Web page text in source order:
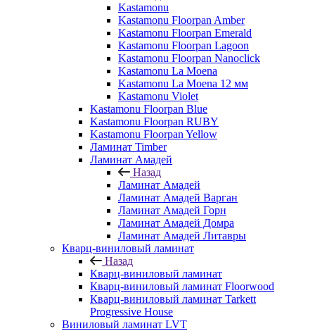
Kastamonu
Kastamonu Floorpan Amber
Kastamonu Floorpan Emerald
Kastamonu Floorpan Lagoon
Kastamonu Floorpan Nanoclick
Kastamonu La Moena
Kastamonu La Moena 12 мм
Kastamonu Violet
Kastamonu Floorpan Blue
Kastamonu Floorpan RUBY
Kastamonu Floorpan Yellow
Ламинат Timber
Ламинат Амадей
Назад
Ламинат Амадей
Ламинат Амадей Варган
Ламинат Амадей Горн
Ламинат Амадей Домра
Ламинат Амадей Литавры
Кварц-виниловый ламинат
Назад
Кварц-виниловый ламинат
Кварц-виниловый ламинат Floorwood
Кварц-виниловый ламинат Tarkett
Progressive House
Виниловый ламинат LVT